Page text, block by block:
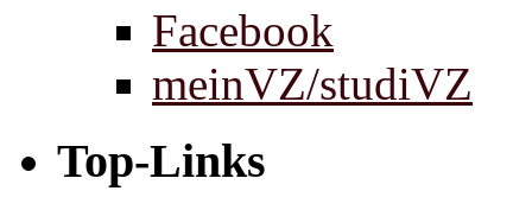
Facebook
meinVZ/studiVZ
Top-Links